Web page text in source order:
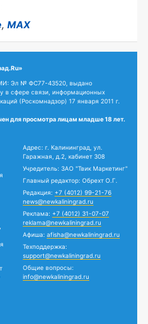
, MAX
Эл № ФС77-43520, выдано
в сфере связи, информационных
(Роскомнадзор) 17 января 2011 г.
для просмотра лицам младше 18 лет.
Адрес: г. Калининград, ул.
Гаражная, д.2, кабинет 308
Учредитель: ЗАО "Твик Маркетинг"
Главный редактор: Обрехт О.Г.
Редакция: +7 (4012) 99-21-76
news@newkaliningrad.ru
Реклама: +7 (4012) 31-07-07
reklama@newkaliningrad.ru
Афиша: afisha@newkaliningrad.ru
Техподдержка:
support@newkaliningrad.ru
Общие вопросы:
info@newkaliningrad.ru